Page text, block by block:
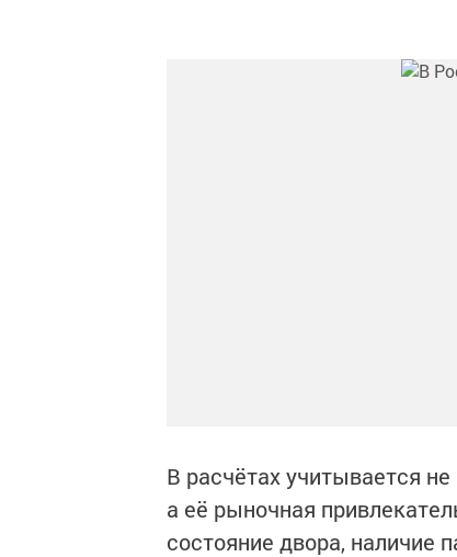
В расчётах учитывается
а её рыночная
состояние двора, наличие